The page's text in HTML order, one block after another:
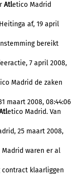
Atletico Madrid
af, 19 april
bereikt
7 april 2008,
Madrid de zaken
maart 2008, 08:44:06
etico Madrid. Van
25 maart 2008,
waren er al
klaarliggen